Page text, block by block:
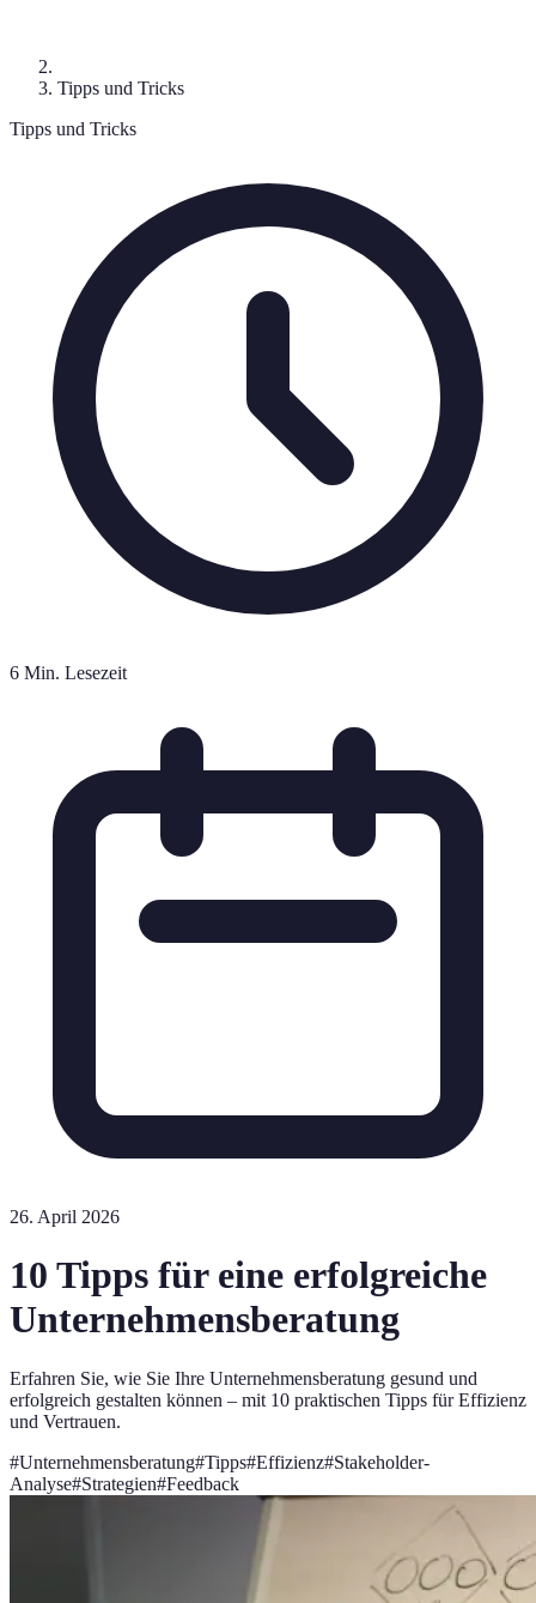
Tipps und Tricks
Tipps und Tricks
6 Min. Lesezeit
26. April 2026
10 Tipps für eine erfolgreiche
Unternehmensberatung
Erfahren Sie, wie Sie Ihre Unternehmensberatung gesund und
erfolgreich gestalten können – mit 10 praktischen Tipps für Effizienz
und Vertrauen.
#Unternehmensberatung#Tipps#Effizienz#Stakeholder-
Analyse#Strategien#Feedback